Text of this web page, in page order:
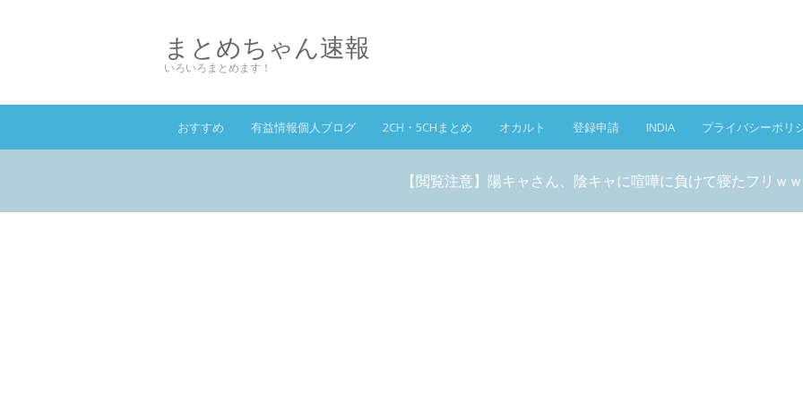
まとめちゃん速報
いろいろまとめます！
おすすめ 有益情報個人ブログ 2CH・5CHまとめ オカルト 登録申請 INDIA プライバシーポリ
【閲覧注意】陽キャさん、陰キャに喧嘩に負けて寝たフリｗｗ